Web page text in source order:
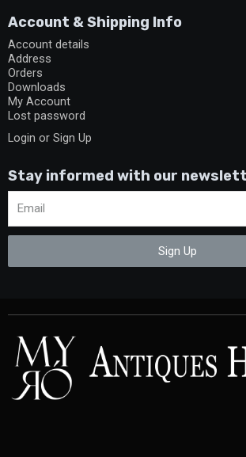
Account & Shipping Info
Account details
Address
Orders
Downloads
My Account
Lost password
Login or Sign Up
Stay informed with our
Sign Up